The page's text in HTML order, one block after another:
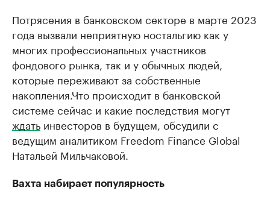
Потрясения в банковском секторе в марте 2023
года вызвали неприятную ностальгию как у
многих профессиональных участников
фондового рынка, так и у обычных людей,
которые переживают за собственные
накопления.Что происходит в банковской
системе сейчас и какие последствия могут
ждать инвесторов в будущем, обсудили с
ведущим аналитиком Freedom Finance Global
Натальей Мильчаковой.
Вахта набирает популярность